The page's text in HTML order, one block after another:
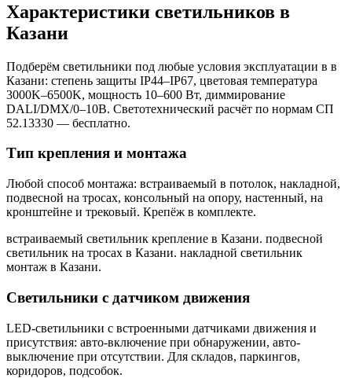
Характеристики светильников в
Казани
Подберём светильники под любые условия эксплуатации в в
Казани: степень защиты IP44–IP67, цветовая температура
3000K–6500K, мощность 10–600 Вт, диммирование
DALI/DMX/0–10В. Светотехнический расчёт по нормам СП
52.13330 — бесплатно.
Тип крепления и монтажа
Любой способ монтажа: встраиваемый в потолок, накладной,
подвесной на тросах, консольный на опору, настенный, на
кронштейне и трековый. Крепёж в комплекте.
встраиваемый светильник крепление в Казани. подвесной
светильник на тросах в Казани. накладной светильник
монтаж в Казани.
Светильники с датчиком движения
LED-светильники с встроенными датчиками движения и
присутствия: авто-включение при обнаружении, авто-
выключение при отсутствии. Для складов, паркингов,
коридоров, подсобок.